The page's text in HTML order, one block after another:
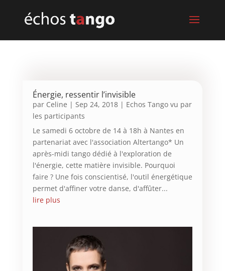
Énergie, ressentir l’invisible
par Celine | Sep 24, 2018| Echos Tango vu par
les participants
Le samedi 6 octobre de 14 à 18h à Nantes en
partenariat avec l'association Altertango* Un
après-midi tango dédié à l'exploration de
l'énergie, cette matière invisible. Pourquoi
faire ? Une fois conscientisé, l'outil énergétique
permet d'affiner votre danse, d'affûter...
lire plus